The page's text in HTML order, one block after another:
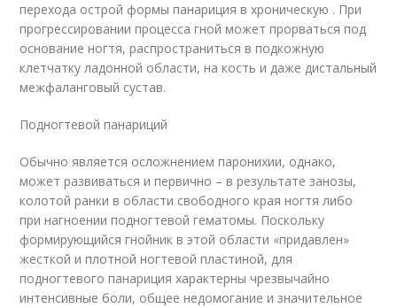
перехода острой формы панариция в хроническую . При
прогрессировании процесса гной может прорваться под
основание ногтя, распространиться в подкожную
клетчатку ладонной области, на кость и даже дистальный
межфаланговый сустав.
Подногтевой панариций
Обычно является осложнением паронихии, однако,
может развиваться и первично – в результате занозы,
колотой ранки в области свободного края ногтя либо
при нагноении подногтевой гематомы. Поскольку
формирующийся гнойник в этой области «придавлен»
жесткой и плотной ногтевой пластиной, для
подногтевого панариция характерны чрезвычайно
интенсивные боли, общее недомогание и значительное